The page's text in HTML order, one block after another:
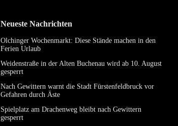
Neueste Nachrichten
Olchinger Wochenmarkt: Diese Stände machen in den
Ferien Urlaub
Weidenstraße in der Alten Buchenau wird ab 10. August
gesperrt
Nach Gewittern warnt die Stadt Fürstenfeldbruck vor
Gefahren durch Äste
Spielplatz am Drachenweg bleibt nach Gewittern
gesperrt